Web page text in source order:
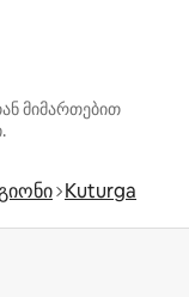
მიმართებით
Kuturga